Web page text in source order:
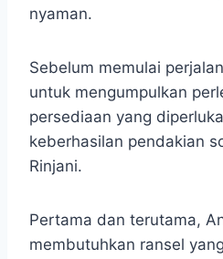
nyaman.
Sebelum memulai
untuk mengumpulkan
persediaan yang
keberhasilan pendakian
Rinjani.
Pertama dan terutama,
membutuhkan ransel